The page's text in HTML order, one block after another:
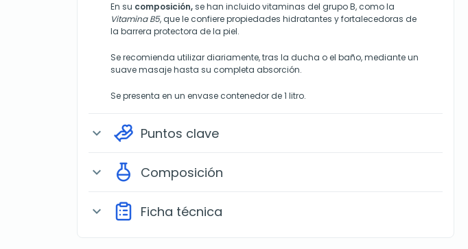
En su composición,se han incluido vitaminas del grupo B, como la
Vitamina B5, que le confiere propiedades hidratantes y fortalecedoras de
la barrera protectora de la piel.
Se recomienda utilizar diariamente, tras la ducha o el baño, mediante un
suave masaje hasta su completa absorción.
Se presenta en un envase contenedor de 1 litro.
expand_more Puntos clave
expand_more Composición
expand_more Ficha técnica